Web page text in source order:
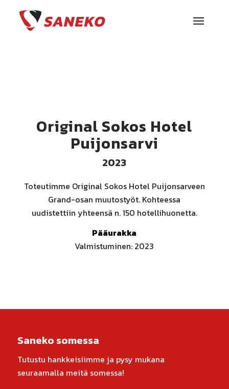
Original Sokos Hotel
Puijonsarvi
2023
Toteutimme Original Sokos Hotel Puijonsarveen
Grand-osan muutostyöt. Kohteessa
uudistettiin yhteensä n. 150 hotellihuonetta.
Pääurakka
Valmistuminen: 2023
Saneko somessa
Tutustu hankkeisiimme ja pysy mukana
seuraamalla meitä somessa!